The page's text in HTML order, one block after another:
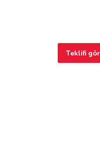
Teklifi gör